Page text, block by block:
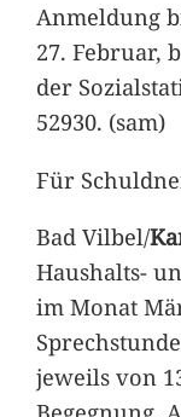
Anmeldung
27. Februar,
der
52930. (sam)
Für
Bad Vilbel/
Haushalts-
im Monat
jeweils von